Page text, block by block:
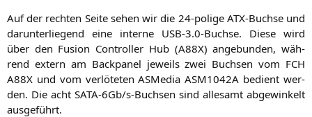
Auf der rech­ten Sei­te sehen wir die 24-poli­ge ATX-Buch­se und
dar­un­ter­lie­gend eine inter­ne USB‑3.0‑Buchse. Die­se wird
über den Fusi­on Con­trol­ler Hub (A88X) ange­bun­den, wäh­
rend extern am Back­pa­nel jeweils zwei Buch­sen vom FCH
A88X und vom ver­lö­te­ten ASMe­diaASM1042A bedient wer­
den. Die acht SATA-6Gb/s‑­Buch­sen sind alle­samt abge­win­kelt
ausgeführt.